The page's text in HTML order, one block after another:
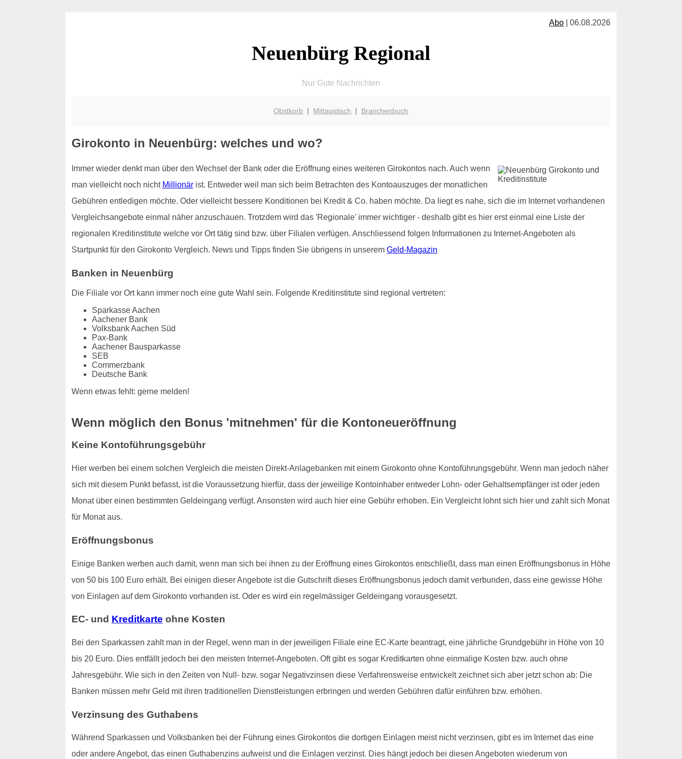
Abo | 06.08.2026
Neuenbürg Regional
Nur Gute Nachrichten
Obstkorb | Mittagstisch | Branchenbuch
Girokonto in Neuenbürg: welches und wo?
Immer wieder denkt man über den Wechsel der Bank oder die Eröffnung eines weiteren Girokontos nach. Auch wenn
man vielleicht noch nicht Millionärist. Entweder weil man sich beim Betrachten des Kontoauszuges der monatlichen
Gebühren entledigen möchte. Oder vielleicht bessere Konditionen bei Kredit & Co. haben möchte. Da liegt es nahe, sich die im Internet vorhandenen
Vergleichsangebote einmal näher anzuschauen. Trotzdem wird das 'Regionale' immer wichtiger - deshalb gibt es hier erst einmal eine Liste der
regionalen Kreditinstitute welche vor Ort tätig sind bzw. über Filialen verfügen. Anschliessend folgen Informationen zu Internet-Angeboten als
Startpunkt für den Girokonto Vergleich. News und Tipps finden Sie übrigens in unserem Geld-Magazin
Banken in Neuenbürg
Die Filiale vor Ort kann immer noch eine gute Wahl sein. Folgende Kreditinstitute sind regional vertreten:
Sparkasse Aachen
Aachener Bank
Volksbank Aachen Süd
Pax-Bank
Aachener Bausparkasse
SEB
Commerzbank
Deutsche Bank
Wenn etwas fehlt: gerne melden!
Wenn möglich den Bonus 'mitnehmen' für die Kontoneueröffnung
Keine Kontoführungsgebühr
Hier werben bei einem solchen Vergleich die meisten Direkt-Anlagebanken mit einem Girokonto ohne Kontoführungsgebühr. Wenn man jedoch näher
sich mit diesem Punkt befasst, ist die Voraussetzung hierfür, dass der jeweilige Kontoinhaber entweder Lohn- oder Gehaltsempfänger ist oder jeden
Monat über einen bestimmten Geldeingang verfügt. Ansonsten wird auch hier eine Gebühr erhoben. Ein Vergleicht lohnt sich hier und zahlt sich Monat
für Monat aus.
Eröffnungsbonus
Einige Banken werben auch damit, wenn man sich bei ihnen zu der Eröffnung eines Girokontos entschließt, dass man einen Eröffnungsbonus in Höhe
von 50 bis 100 Euro erhält. Bei einigen dieser Angebote ist die Gutschrift dieses Eröffnungsbonus jedoch damit verbunden, dass eine gewisse Höhe
von Einlagen auf dem Girokonto vorhanden ist. Oder es wird ein regelmässiger Geldeingang vorausgesetzt.
EC- und Kreditkarte ohne Kosten
Bei den Sparkassen zahlt man in der Regel, wenn man in der jeweiligen Filiale eine EC-Karte beantragt, eine jährliche Grundgebühr in Höhe von 10
bis 20 Euro. Dies entfällt jedoch bei den meisten Internet-Angeboten. Oft gibt es sogar Kreditkarten ohne einmalige Kosten bzw. auch ohne
Jahresgebühr. Wie sich in den Zeiten von Null- bzw. sogar Negativzinsen diese Verfahrensweise entwickelt zeichnet sich aber jetzt schon ab: Die
Banken müssen mehr Geld mit ihren traditionellen Dienstleistungen erbringen und werden Gebühren dafür einführen bzw. erhöhen.
Verzinsung des Guthabens
Während Sparkassen und Volksbanken bei der Führung eines Girokontos die dortigen Einlagen meist nicht verzinsen, gibt es im Internet das eine
oder andere Angebot, das einen Guthabenzins aufweist und die Einlagen verzinst. Dies hängt jedoch bei diesen Angeboten wiederum von